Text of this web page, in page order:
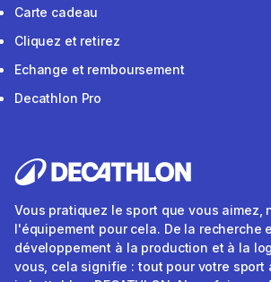
Carte cadeau
Cliquez et retirez
Echange et remboursement
Decathlon Pro
Vous pratiquez le sport que vous aimez,
l'équipement pour cela. De la recherche
développement à la production et à la
vous, cela signifie : tout pour votre sport